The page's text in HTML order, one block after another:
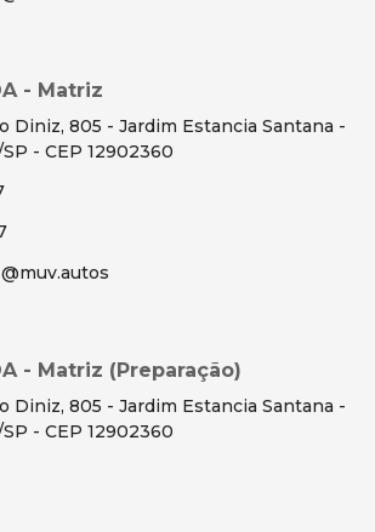
- Matriz
Diniz, 805 - Jardim Estancia Santana -
- CEP 12902360
- Matriz (Preparação)
Diniz, 805 - Jardim Estancia Santana -
- CEP 12902360